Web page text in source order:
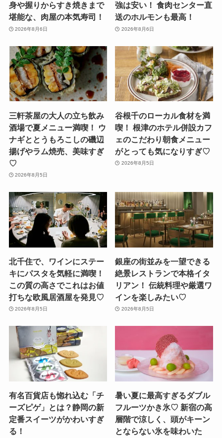
身や握りからすき焼きまで
堪能な、肉屋の本気寿司！
2026年8月6日
強は安い！ 食肉センター直
送のホルモンも最高！
2026年8月6日
三軒茶屋の大人の立ち飲み
酒場で夏メニュー満喫！ ウ
ナギととうもろこしの磯辺
揚げやラム焼売、美味すぎ
♡
2026年8月5日
谷根千のローカル食材を満
喫！ 根津のホテル併設カフ
ェのこだわり朝食メニュー
がとっても気になりすぎ♡
2026年8月5日
北千住で、ワインにステー
キにパスタを気軽に満喫！
この質の高さでこれはお値
打ちな欧風居酒屋を発見♡
2026年8月5日
銀座の街並みを一望できる
絶景レストランで本格イタ
リアン！ 伝統料理や厳選ワ
インを楽しみたい♡
2026年8月5日
有名百貨店も惚れ込む「チ
ーズピゲ」とは？静岡の新
定番スイーツがかわいすぎ
る！
暑い夏に最高すぎるダブル
フルーツかき氷♡ 新宿の高
層階で涼しく、頭がキーン
とならない氷を味わいた